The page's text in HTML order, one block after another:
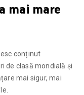
mai mare
conținut
de clasă mondială și
mai sigur, mai